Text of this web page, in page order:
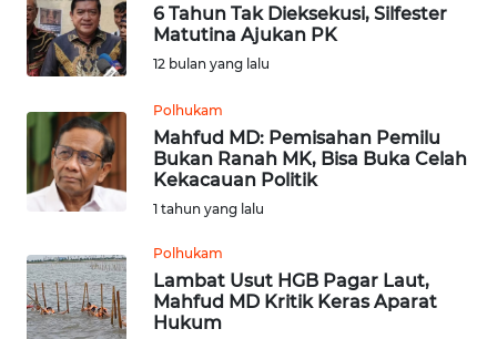
6 Tahun Tak Dieksekusi, Silfester
Matutina Ajukan PK
12 bulan yang lalu
Polhukam
Mahfud MD: Pemisahan Pemilu
Bukan Ranah MK, Bisa Buka Celah
Kekacauan Politik
1 tahun yang lalu
Polhukam
Lambat Usut HGB Pagar Laut,
Mahfud MD Kritik Keras Aparat
Hukum
WN
PAKPAK
WN
KARAWANG
WN
BOGOR